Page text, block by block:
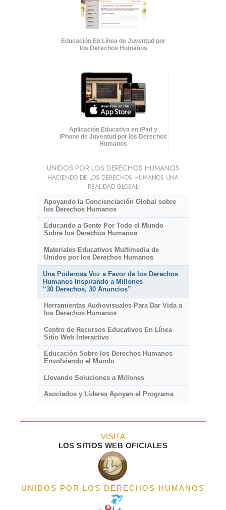
Educación En Línea de Juventud por
los Derechos Humanos
Aplicación Educativa en iPad y
iPhone de Juventud por los Derechos
Humanos
UNIDOS POR LOS DERECHOS HUMANOS
HACIENDO DE LOS DERECHOS HUMANOS UNA
REALIDAD GLOBAL
Apoyando la Concienciación Global sobre
los Derechos Humanos
Educando a Gente Por Todo el Mundo
Sobre los Derechos Humanos
Materiales Educativos Multimedia de
Unidos por los Derechos Humanos
Una Poderosa Voz a Favor de los Derechos
Humanos Inspirando a Millones
“30 Derechos, 30 Anuncios”
Herramientas Audiovisuales Para Dar Vida a
los Derechos Humanos
Centro de Recursos Educativos En Línea
Sitio Web Interactivo
Educación Sobre los Derechos Humanos
Envolviendo el Mundo
Llevando Soluciones a Millones
Asociados y Líderes Apoyan el Programa
VISITA
LOS SITIOS WEB OFICIALES
UNIDOS POR LOS DERECHOS HUMANOS